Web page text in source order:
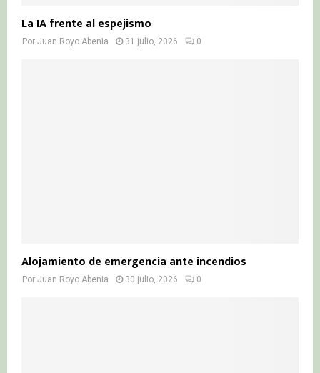
La IA frente al espejismo
Por Juan Royo Abenia 31 julio, 2026 0
Alojamiento de emergencia ante incendios
Por Juan Royo Abenia 30 julio, 2026 0